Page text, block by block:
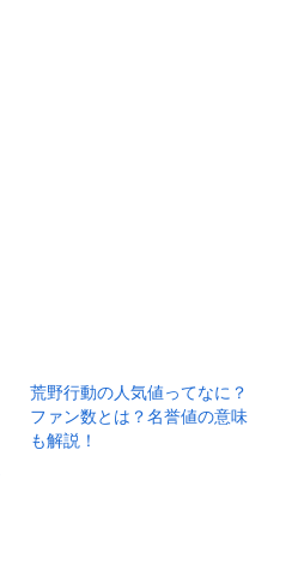
荒野行動の人気値ってなに？
ファン数とは？名誉値の意味
も解説！